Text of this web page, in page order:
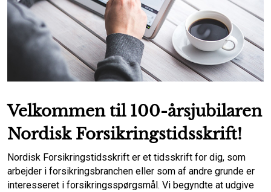
Velkommen til 100-årsjubilaren
Nordisk Forsikringstidsskrift!
Nordisk Forsikringstidsskrift er et tidsskrift for dig, som
arbejder i forsikringsbranchen eller som af andre grunde er
interesseret i forsikringsspørgsmål. Vi begyndte at udgive